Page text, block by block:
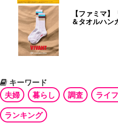
【ファミマ
＆タオルハ
キーワード
夫婦
暮らし 調査 ライ
ランキング